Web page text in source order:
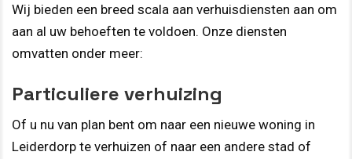
Wij bieden een breed scala aan verhuisdiensten aan om
aan al uw behoeften te voldoen. Onze diensten
omvatten onder meer:
Particuliere verhuizing
Of u nu van plan bent om naar een nieuwe woning in
Leiderdorp te verhuizen of naar een andere stad of